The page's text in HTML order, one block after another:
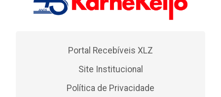
Portal Recebíveis XLZ
Site Institucional
Política de Privacidade